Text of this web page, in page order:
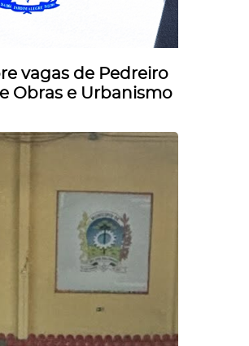
vagas de Pedreiro
Obras e Urbanismo